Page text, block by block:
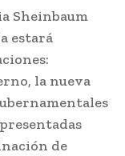
Sheinbaum
estará
la nueva
de